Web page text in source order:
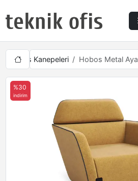
Tekli Ofis Kanepeleri Hobos Metal
%30
indirim